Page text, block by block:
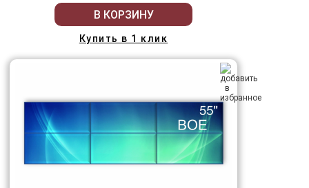
В КОРЗИНУ
Купить в 1 клик